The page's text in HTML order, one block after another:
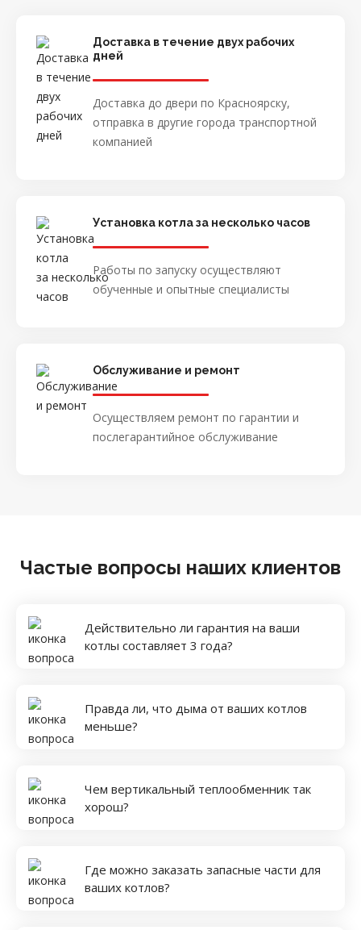
Доставка в течение двух рабочих
дней
Доставка до двери по Красноярску,
отправка в другие города транспортной
компанией
Установка котла за несколько часов
Работы по запуску осуществляют
обученные и опытные специалисты
Обслуживание и ремонт
Осуществляем ремонт по гарантии и
послегарантийное обслуживание
Частые вопросы наших клиентов
Действительно ли гарантия на ваши
котлы составляет 3 года?
Правда ли, что дыма от ваших котлов
меньше?
Чем вертикальный теплообменник так
хорош?
Где можно заказать запасные части для
ваших котлов?